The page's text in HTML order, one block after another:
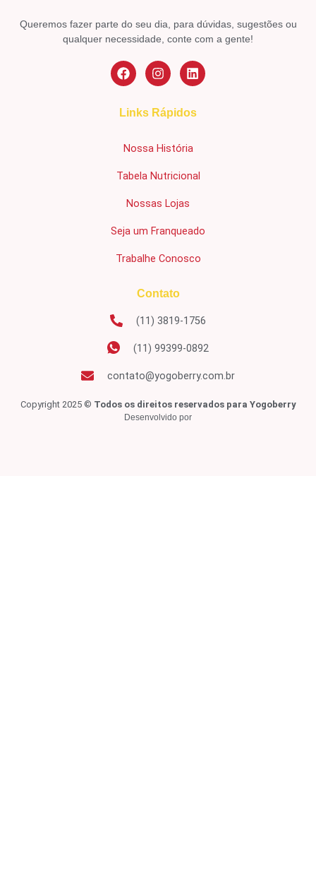
Queremos fazer parte do seu dia, para dúvidas, sugestões ou
qualquer necessidade, conte com a gente!
Links Rápidos
Nossa História
Tabela Nutricional
Nossas Lojas
Seja um Franqueado
Trabalhe Conosco
Contato
(11) 3819-1756
(11) 99399-0892
contato@yogoberry.com.br
Copyright 2025 © Todos os direitos reservados para Yogoberry
Desenvolvido por